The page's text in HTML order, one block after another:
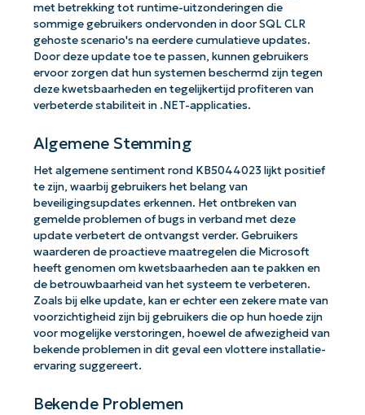
met betrekking tot runtime-uitzonderingen die
sommige gebruikers ondervonden in door SQL CLR
gehoste scenario's na eerdere cumulatieve updates.
Door deze update toe te passen, kunnen gebruikers
ervoor zorgen dat hun systemen beschermd zijn tegen
deze kwetsbaarheden en tegelijkertijd profiteren van
verbeterde stabiliteit in .NET-applicaties.
Algemene Stemming
Het algemene sentiment rond KB5044023 lijkt positief
te zijn, waarbij gebruikers het belang van
beveiligingsupdates erkennen. Het ontbreken van
gemelde problemen of bugs in verband met deze
update verbetert de ontvangst verder. Gebruikers
waarderen de proactieve maatregelen die Microsoft
heeft genomen om kwetsbaarheden aan te pakken en
de betrouwbaarheid van het systeem te verbeteren.
Zoals bij elke update, kan er echter een zekere mate van
voorzichtigheid zijn bij gebruikers die op hun hoede zijn
voor mogelijke verstoringen, hoewel de afwezigheid van
bekende problemen in dit geval een vlottere installatie-
ervaring suggereert.
Bekende Problemen